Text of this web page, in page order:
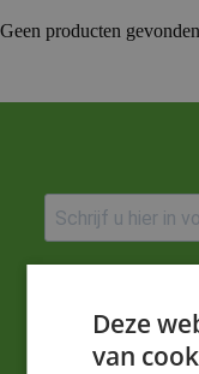
Geen producten
Versturen
Deze
van